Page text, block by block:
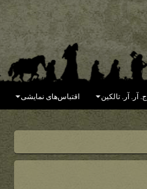
ج. آر. آر. تالکین اقتباس‌های نمایشی